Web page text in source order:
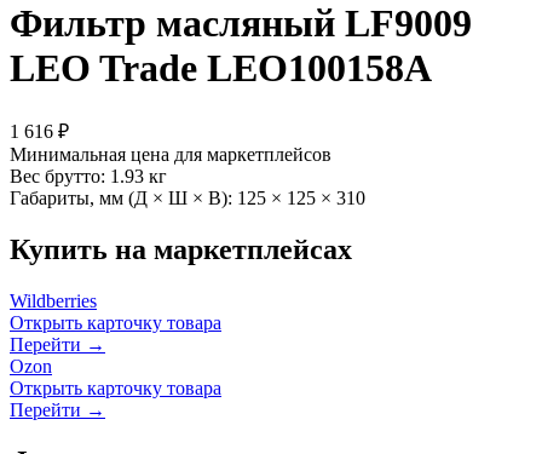
Фильтр масляный LF9009
LEO Trade LEO100158A
1 616 ₽
Минимальная цена для маркетплейсов
Вес брутто: 1.93 кг
Габариты, мм (Д × Ш × В): 125 × 125 × 310
Купить на маркетплейсах
Wildberries
Открыть карточку товара
Перейти →
Ozon
Открыть карточку товара
Перейти →